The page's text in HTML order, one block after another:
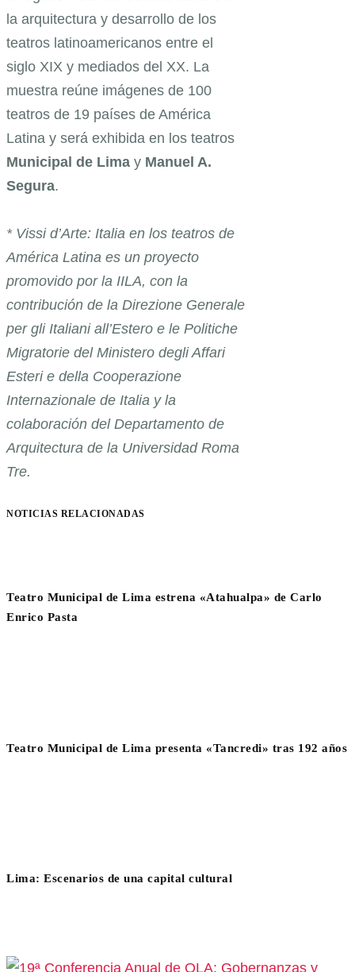
la arquitectura y desarrollo de los
teatros latinoamericanos entre el
siglo XIX y mediados del XX. La
muestra reúne imágenes de 100
teatros de 19 países de América
Latina y será exhibida en los teatros
Municipal de Lima y Manuel A.
Segura.
* Vissi d’Arte: Italia en los teatros de
América Latina es un proyecto
promovido por la IILA, con la
contribución de la Direzione Generale
per gli Italiani all’Estero e le Politiche
Migratorie del Ministero degli Affari
Esteri e della Cooperazione
Internazionale de Italia y la
colaboración del Departamento de
Arquitectura de la Universidad Roma
Tre.
NOTICIAS RELACIONADAS
Teatro Municipal de Lima estrena «Atahualpa» de Carlo
Enrico Pasta
Teatro Municipal de Lima presenta «Tancredi» tras 192 años
Lima: Escenarios de una capital cultural